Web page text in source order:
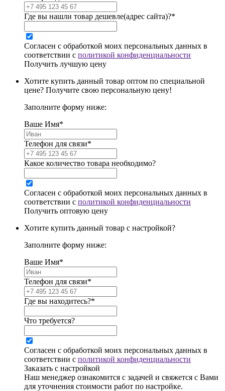
Где вы нашли товар дешевле(адрес сайта)?*
Согласен с обработкой моих персональных данных в
соответствии с политикой конфиденциальности
Получить лучшую цену
Хотите купить данный товар оптом по специальной
цене? Получите свою персональную цену!
Заполните форму ниже:
Ваше Имя*
Телефон для связи*
Какое количество товара необходимо?
Согласен с обработкой моих персональных данных в
соответствии с политикой конфиденциальности
Получить оптовую цену
Хотите купить данный товар с настройкой?
Заполните форму ниже:
Ваше Имя*
Телефон для связи*
Где вы находитесь?*
Что требуется?
Согласен с обработкой моих персональных данных в
соответствии с политикой конфиденциальности
Заказать с настройкой
Наш менеджер ознакомится с задачей и свяжется с Вами
для уточнения стоимости работ по настройке.